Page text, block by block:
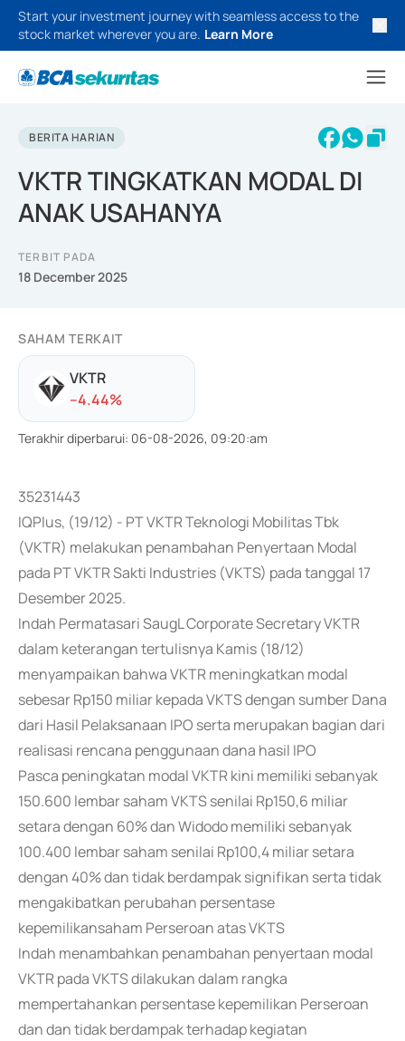
Start your investment journey with seamless access to the
stock market wherever you are. Learn More
BERITA HARIAN
VKTR TINGKATKAN MODAL DI
ANAK USAHANYA
TERBIT PADA
18 December 2025
SAHAM TERKAIT
VKTR
--4.44%
Terakhir diperbarui: 06-08-2026, 09:20:am
35231443
IQPlus, (19/12) - PT VKTR Teknologi Mobilitas Tbk
(VKTR) melakukan penambahan Penyertaan Modal
pada PT VKTR Sakti Industries (VKTS) pada tanggal 17
Desember 2025.
Indah Permatasari SaugL Corporate Secretary VKTR
dalam keterangan tertulisnya Kamis (18/12)
menyampaikan bahwa VKTR meningkatkan modal
sebesar Rp150 miliar kepada VKTS dengan sumber Dana
dari Hasil Pelaksanaan IPO serta merupakan bagian dari
realisasi rencana penggunaan dana hasil IPO
Pasca peningkatan modal VKTR kini memiliki sebanyak
150.600 lembar saham VKTS senilai Rp150,6 miliar
setara dengan 60% dan Widodo memiliki sebanyak
100.400 lembar saham senilai Rp100,4 miliar setara
dengan 40% dan tidak berdampak signifikan serta tidak
mengakibatkan perubahan persentase
kepemilikansaham Perseroan atas VKTS
Indah menambahkan penambahan penyertaan modal
VKTR pada VKTS dilakukan dalam rangka
mempertahankan persentase kepemilikan Perseroan
dan dan tidak berdampak terhadap kegiatan